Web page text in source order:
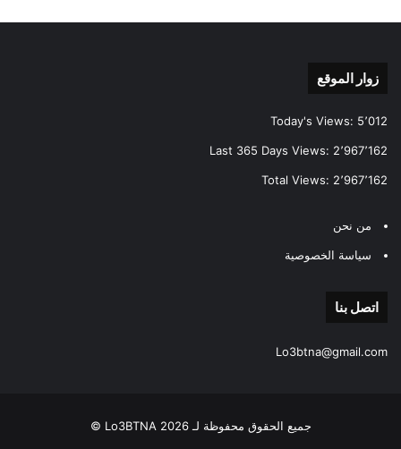
زوار الموقع
Today's Views: 5٬012
Last 365 Days Views: 2٬967٬162
Total Views: 2٬967٬162
من نحن
سياسة الخصوصية
اتصل بنا
Lo3btna@gmail.com
جميع الحقوق محفوظة لـ Lo3BTNA 2026 ©